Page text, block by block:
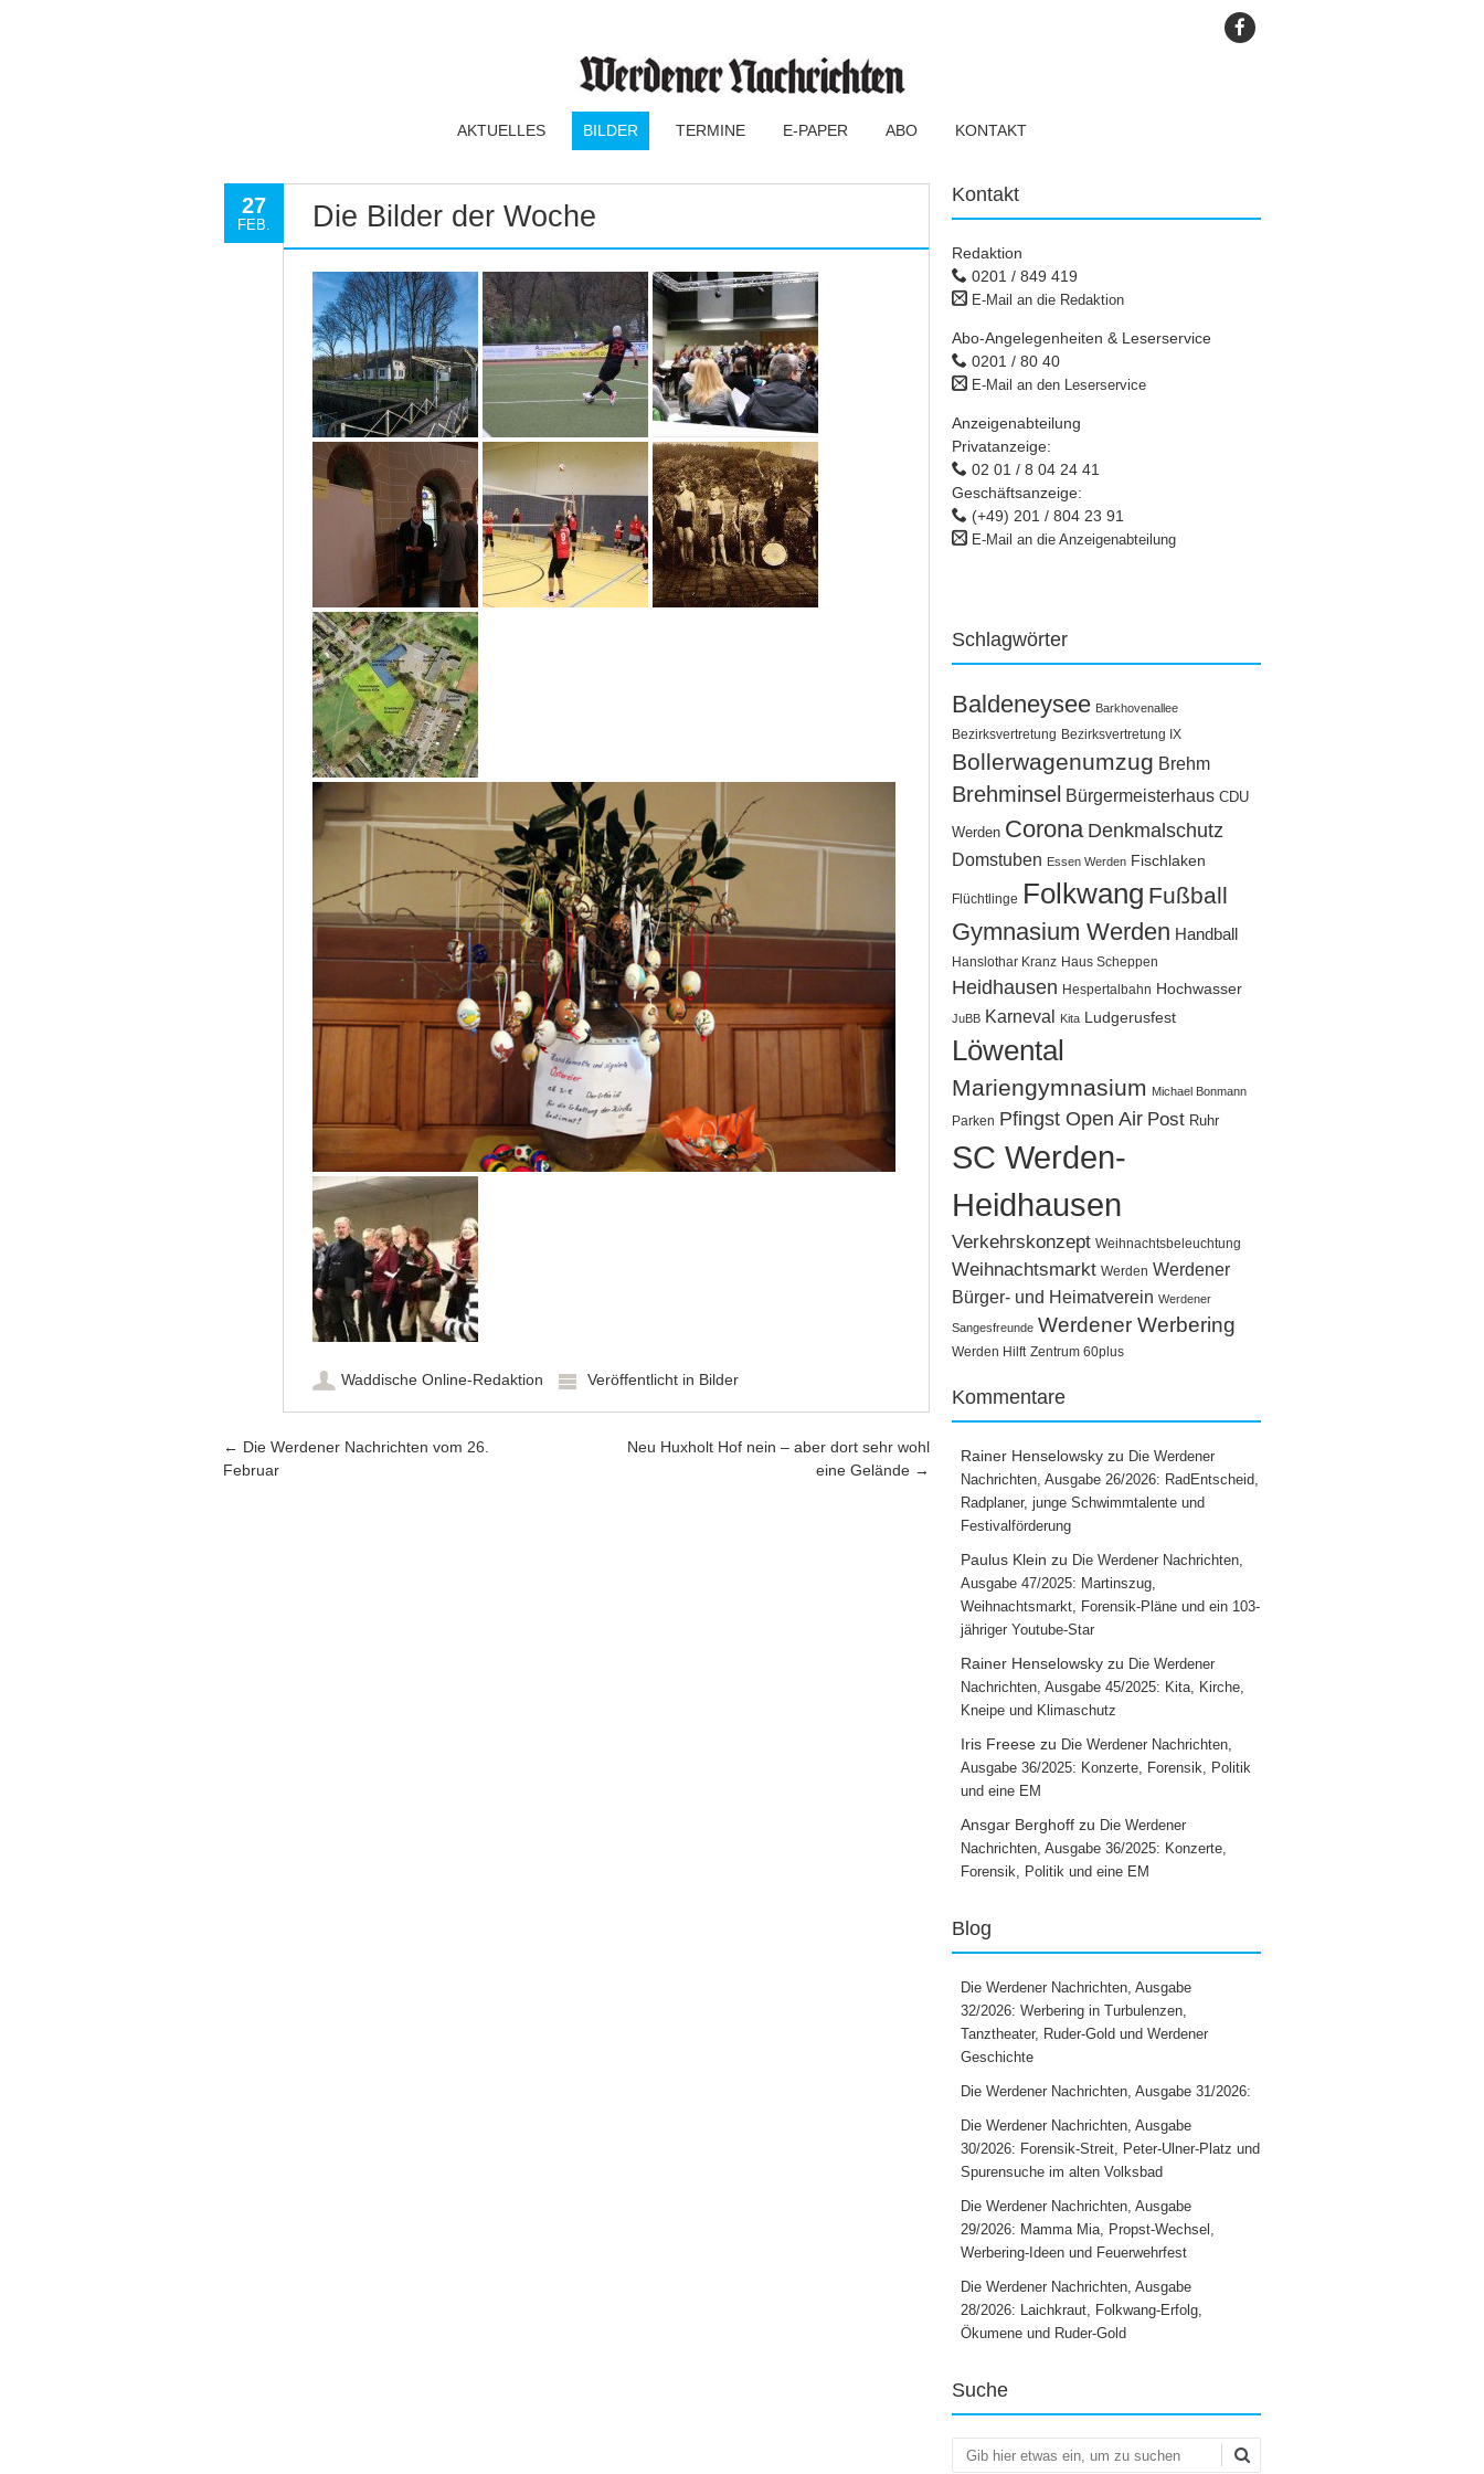
AKTUELLES BILDER TERMINE E-PAPER ABO KONTAKT
27
FEB. Die Bilder der Woche
Waddische Online-Redaktion Veröffentlicht in Bilder
Artikel-Navigation
← Die Werdener Nachrichten vom 26.
Februar
Neu Huxholt Hof nein – aber dort sehr wohl
eine Gelände →
Kontakt
Redaktion
0201 / 849 419
E-Mail an die Redaktion
Abo-Angelegenheiten & Leserservice
0201 / 80 40
E-Mail an den Leserservice
Anzeigenabteilung
Privatanzeige:
02 01 / 8 04 24 41
Geschäftsanzeige:
(+49) 201 / 804 23 91
E-Mail an die Anzeigenabteilung
Schlagwörter
Baldeneysee Barkhovenallee
Bezirksvertretung Bezirksvertretung IX
Bollerwagenumzug Brehm
Brehminsel Bürgermeisterhaus CDU
Werden Corona Denkmalschutz
Domstuben Essen Werden Fischlaken
Flüchtlinge Folkwang Fußball
Gymnasium Werden Handball
Hanslothar Kranz Haus Scheppen
Heidhausen Hespertalbahn Hochwasser
JuBB Karneval Kita Ludgerusfest
Löwental
Mariengymnasium Michael Bonmann
Parken Pfingst Open Air Post Ruhr
SC Werden-
Heidhausen
Verkehrskonzept Weihnachtsbeleuchtung
Weihnachtsmarkt Werden Werdener
Bürger- und Heimatverein Werdener
Sangesfreunde Werdener Werbering
Werden Hilft Zentrum 60plus
Kommentare
Rainer Henselowsky zu Die Werdener
Nachrichten, Ausgabe 26/2026: RadEntscheid,
Radplaner, junge Schwimmtalente und
Festivalförderung
Paulus Klein zu Die Werdener Nachrichten,
Ausgabe 47/2025: Martinszug,
Weihnachtsmarkt, Forensik-Pläne und ein 103-
jähriger Youtube-Star
Rainer Henselowsky zu Die Werdener
Nachrichten, Ausgabe 45/2025: Kita, Kirche,
Kneipe und Klimaschutz
Iris Freese zu Die Werdener Nachrichten,
Ausgabe 36/2025: Konzerte, Forensik, Politik
und eine EM
Ansgar Berghoff zu Die Werdener
Nachrichten, Ausgabe 36/2025: Konzerte,
Forensik, Politik und eine EM
Blog
Die Werdener Nachrichten, Ausgabe
32/2026: Werbering in Turbulenzen,
Tanztheater, Ruder-Gold und Werdener
Geschichte
Die Werdener Nachrichten, Ausgabe 31/2026:
Die Werdener Nachrichten, Ausgabe
30/2026: Forensik-Streit, Peter-Ulner-Platz und
Spurensuche im alten Volksbad
Die Werdener Nachrichten, Ausgabe
29/2026: Mamma Mia, Propst-Wechsel,
Werbering-Ideen und Feuerwehrfest
Die Werdener Nachrichten, Ausgabe
28/2026: Laichkraut, Folkwang-Erfolg,
Ökumene und Ruder-Gold
Suche
Suchen